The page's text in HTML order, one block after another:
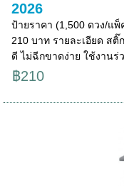
2026
ป้ายราคา (1,500 ดวง/แ
210 บาท รายละเอียด ส
ดี ไม่ฉีกขาดง่าย ใช้งานร่
฿210